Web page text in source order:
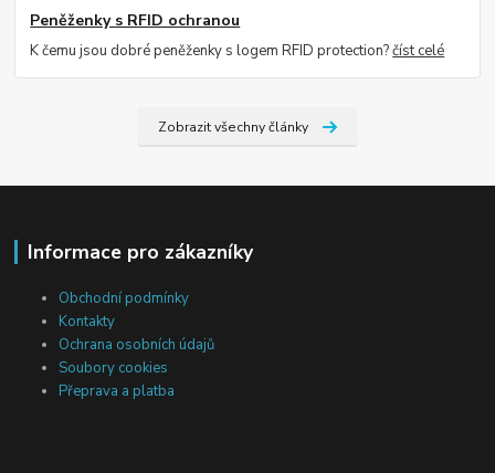
Peněženky s RFID ochranou
K čemu jsou dobré peněženky s logem RFID protection?číst celé
Zobrazit všechny články
Informace pro zákazníky
Obchodní podmínky
Kontakty
Ochrana osobních údajů
Soubory cookies
Přeprava a platba